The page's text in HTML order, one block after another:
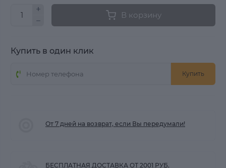
В корзину
Купить в один клик
Купить
От 7 дней на возврат, если Вы передумали!
БЕСПЛАТНАЯ ДОСТАВКА ОТ 2001 РУБ.